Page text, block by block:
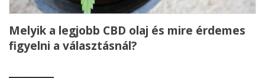
Melyik a legjobb CBD olaj és mire érdemes
figyelni a választásnál?